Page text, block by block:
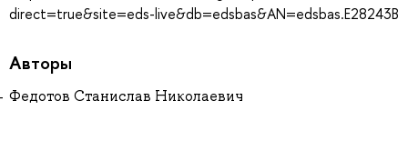
direct=true&site=eds-live&db=edsbas&AN=edsbas.E28243B
Авторы
Федотов Станислав Николаевич